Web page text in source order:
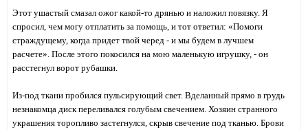
Этот ушастый смазал ожог какой-то дрянью и наложил повязку. Я
спросил, чем могу отплатить за помощь, и тот ответил: «Помоги
страждущему, когда придет твой черед - и мы будем в лучшем
расчете». После этого покосился на мою маленькую игрушку, - он
расстегнул ворот рубашки.
Из-под ткани пробился пульсирующий свет. Вделанный прямо в грудь
незнакомца диск переливался голубым свечением. Хозяин странного
украшения торопливо застегнулся, скрыв свечение под тканью. Брови